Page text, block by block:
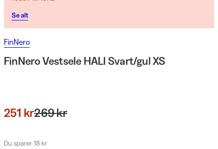
Se alt
FinNero
FinNero Vestsele HALI Svart/gul XS
251 kr269 kr
Du sparer 18 kr